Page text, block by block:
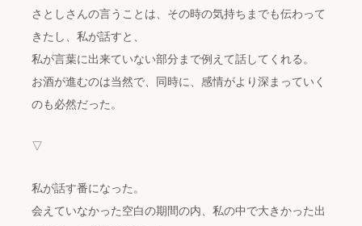
さとしさんの言うことは、その時の気持ちまでも伝わって
きたし、私が話すと、
私が言葉に出来ていない部分まで例えて話してくれる。
お酒が進むのは当然で、同時に、感情がより深まっていく
のも必然だった。
▽
私が話す番になった。
会えていなかった空白の期間の内、私の中で大きかった出